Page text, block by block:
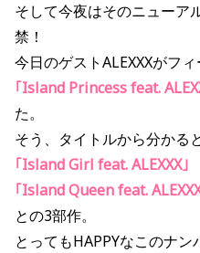
そして今夜はそのニューア
禁！
今日のゲストALEXXXがフ
｢Island Princess feat.
た。
そう、タイトルから分かる
｢Island Girl feat. ALEXXX｣
｢Island Queen feat.
との3部作。
とってもHAPPYなこのナ